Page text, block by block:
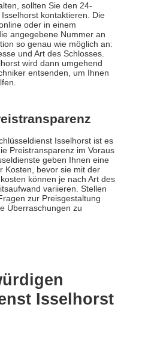
sollten Sie den 24-
kontaktieren. Die
oder in einem
angegebene Nummer an
so genau wie möglich an:
und Art des Schlosses.
wird dann umgehend
entsenden, um Ihnen
Isselhorst ist es
Preistransparenz im Voraus
geben Ihnen eine
Kosten, bevor sie mit der
können je nach Art des
variieren. Stellen
zur Preisgestaltung
Überraschungen zu
Isselhorst